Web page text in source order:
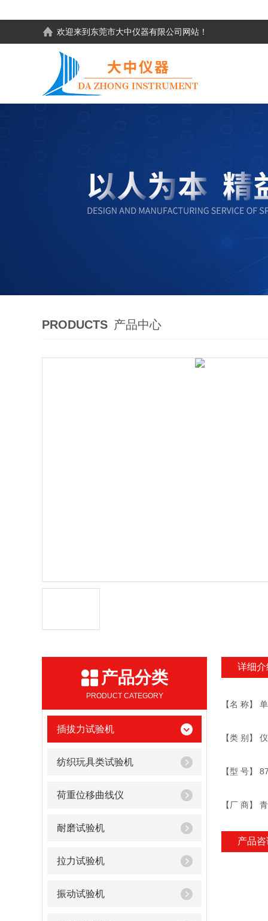
欢迎来到东莞市大中仪器有限公司网站！
PRODUCTS 产品中心
产品分类
PRODUCT CATEGORY
插拔力试验机
纺织玩具类试验机
荷重位移曲线仪
耐磨试验机
拉力试验机
振动试验机
详细介
【名 称】
【类 别
【型 号】
【厂 商】
产品